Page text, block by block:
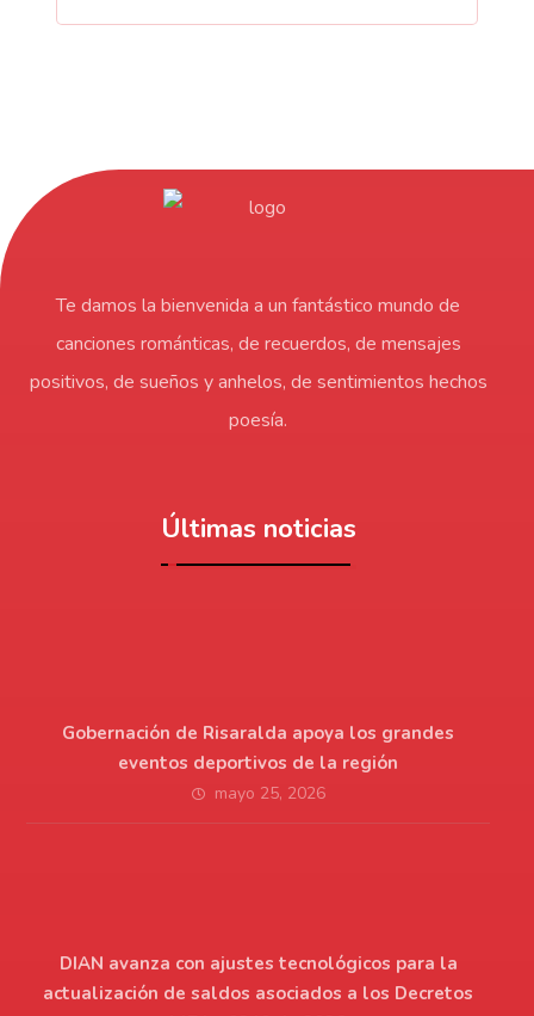
Te damos la bienvenida a un fantástico mundo de
canciones románticas, de recuerdos, de mensajes
positivos, de sueños y anhelos, de sentimientos hechos
poesía.
Últimas noticias
Gobernación de Risaralda apoya los grandes
eventos deportivos de la región
mayo 25, 2026
DIAN avanza con ajustes tecnológicos para la
actualización de saldos asociados a los Decretos